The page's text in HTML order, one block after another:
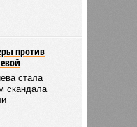
против
стала
скандала